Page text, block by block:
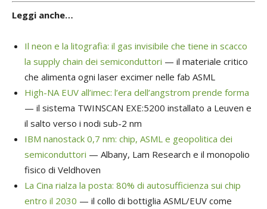
Leggi anche…
Il neon e la litografia: il gas invisibile che tiene in scacco
la supply chain dei semiconduttori — il materiale critico
che alimenta ogni laser excimer nelle fab ASML
High-NA EUV all’imec: l’era dell’angstrom prende forma
— il sistema TWINSCAN EXE:5200 installato a Leuven e
il salto verso i nodi sub-2 nm
IBM nanostack 0,7 nm: chip, ASML e geopolitica dei
semiconduttori — Albany, Lam Research e il monopolio
fisico di Veldhoven
La Cina rialza la posta: 80% di autosufficienza sui chip
entro il 2030 — il collo di bottiglia ASML/EUV come